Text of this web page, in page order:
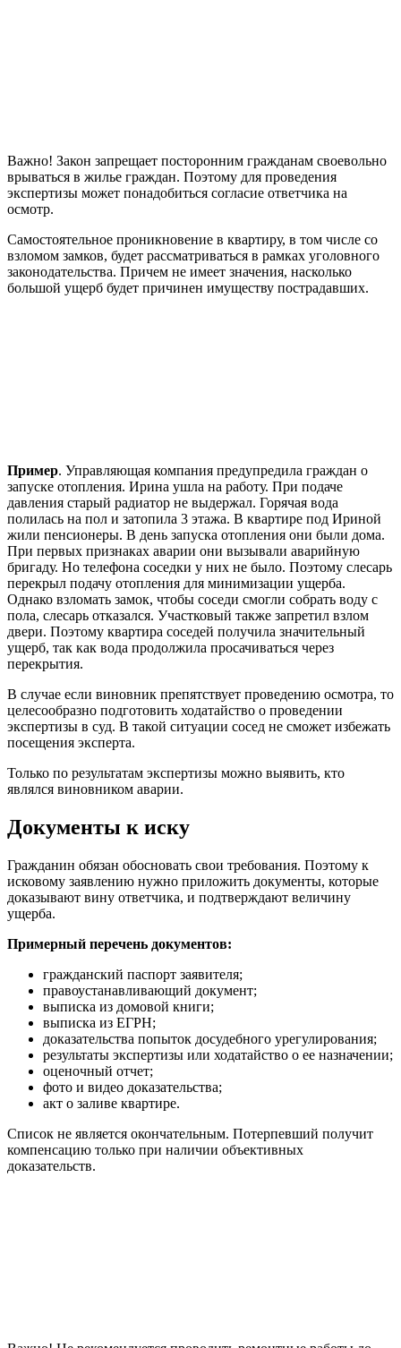
Важно! Закон запрещает посторонним гражданам своевольно
врываться в жилье граждан. Поэтому для проведения
экспертизы может понадобиться согласие ответчика на
осмотр.
Самостоятельное проникновение в квартиру, в том числе со
взломом замков, будет рассматриваться в рамках уголовного
законодательства. Причем не имеет значения, насколько
большой ущерб будет причинен имуществу пострадавших.
Пример. Управляющая компания предупредила граждан о
запуске отопления. Ирина ушла на работу. При подаче
давления старый радиатор не выдержал. Горячая вода
полилась на пол и затопила 3 этажа. В квартире под Ириной
жили пенсионеры. В день запуска отопления они были дома.
При первых признаках аварии они вызывали аварийную
бригаду. Но телефона соседки у них не было. Поэтому слесарь
перекрыл подачу отопления для минимизации ущерба.
Однако взломать замок, чтобы соседи смогли собрать воду с
пола, слесарь отказался. Участковый также запретил взлом
двери. Поэтому квартира соседей получила значительный
ущерб, так как вода продолжила просачиваться через
перекрытия.
В случае если виновник препятствует проведению осмотра, то
целесообразно подготовить ходатайство о проведении
экспертизы в суд. В такой ситуации сосед не сможет избежать
посещения эксперта.
Только по результатам экспертизы можно выявить, кто
являлся виновником аварии.
Документы к иску
Гражданин обязан обосновать свои требования. Поэтому к
исковому заявлению нужно приложить документы, которые
доказывают вину ответчика, и подтверждают величину
ущерба.
Примерный перечень документов:
гражданский паспорт заявителя;
правоустанавливающий документ;
выписка из домовой книги;
выписка из ЕГРН;
доказательства попыток досудебного урегулирования;
результаты экспертизы или ходатайство о ее назначении;
оценочный отчет;
фото и видео доказательства;
акт о заливе квартире.
Список не является окончательным. Потерпевший получит
компенсацию только при наличии объективных
доказательств.